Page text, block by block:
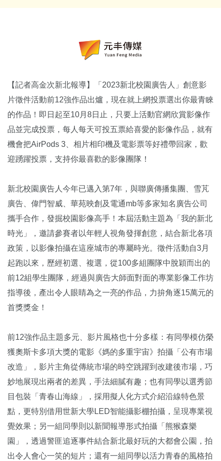
【記者高金次新北報導】「2023新北校園廣告人」創意影
片徵件活動前12強作品出爐，現在就上網投票選出你最青睞
的作品！即日起至10月8日止，只要上活動官網欣賞影像作
品並完成投票，每人每天可投五票給喜愛的影像作品，就有
機會把AirPods 3、相片相印機及電影票等好禮帶回家，歡
迎踴躍投票，支持你最喜歡的影像團隊！
新北校園廣告人今年已邁入第7年，與聯廣傳播集團、雪芃
廣告、偉門智威、華苑映創及電通mb等多家知名廣告公司
攜手合作，發掘校園影像高手！本屆活動主題為「我的新北
時光」，邀請參賽者以年輕人視角發揮創意，結合新北各項
政策，以影像拍攝在這座城市的專屬時光。徵件活動自3月
起跑以來，歷經初選、複選，從100多組團隊中脫穎而出的
前12組學生團隊，經過與廣告大師面對面的專業影像工作坊
指導後，產出令人眼睛為之一亮的作品，力拚角逐15萬元的
首獎獎金！
前12強作品主題多元、影片風格也十分多樣：有同學模仿榮
獲奧斯卡多項大獎的電影《媽的多重宇宙》拍攝「公有市場
改造」，影片主角從傳統市場的時空跳躍到改建後市場，巧
妙地展現出兩者的差異，手法細膩有趣；也有同學以選秀節
目包裝「青春山海線」，採用擬人化方式介紹沿線特色景
點，更特別借用世新大學LED智能攝影棚拍攝，呈現專業視
覺效果；另一組同學則以新聞報導形式拍攝「熊猴森樂
園」，透過警匪追逐事件結合新北最好玩的大都會公園，拍
出令人會心一笑的短片；還有一組同學以活力青春的風格拍